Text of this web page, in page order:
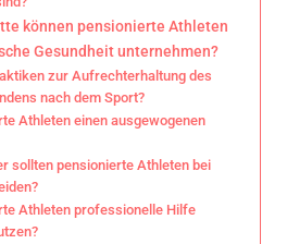
können pensionierte Athleten
Gesundheit unternehmen?
zur Aufrechterhaltung des
nach dem Sport?
Athleten einen ausgewogenen
sollten pensionierte Athleten bei
Athleten professionelle Hilfe